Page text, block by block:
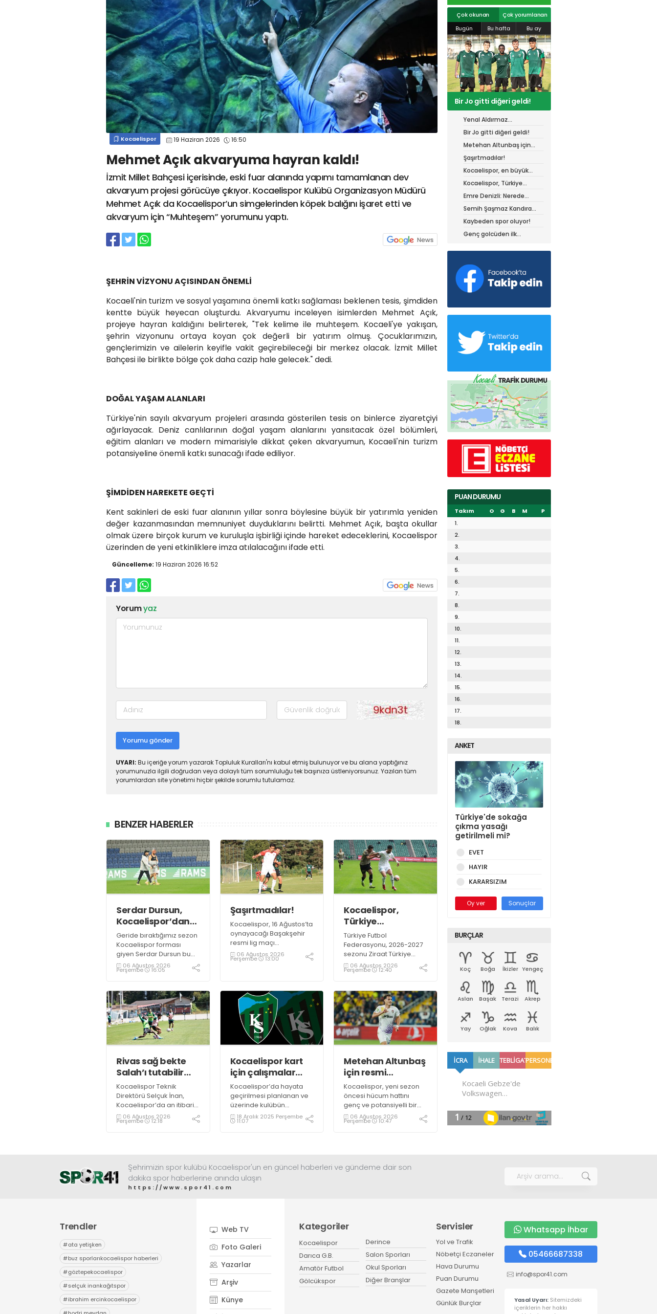
mert cengiz
# engin koyun #
fırat
gülspor41
#kocaelispor #mert
cengiz
#erdem övüç #gençlerbirliği
#eleke #lua lua #barış alıcı
#
metin diyadinspor41
#erdem övüç
#
kocaelispor
#beykan şimşek
spor41
#kocaelispor #gökhan
değirmenci
mert cengiz
#engin koyun
gülspor41
#kocaelispor
cengiz
#erdem övüç
#eleke #lua lua
metin diyadinspor41
kocaelispor
Kocaelispor 19 Haziran 2026 16:50
Mehmet Açık akvaryuma hayran kaldı!
İzmit Millet Bahçesi içerisinde, eski fuar alanında yapımı tamamlanan dev
akvaryum projesi görücüye çıkıyor. Kocaelispor Kulübü Organizasyon Müdürü
Mehmet Açık da Kocaelispor’un simgelerinden köpek balığını işaret etti ve
akvaryum için “Muhteşem” yorumunu yaptı.
ŞEHRİN VİZYONU AÇISINDAN ÖNEMLİ
Kocaeli'nin turizm ve sosyal yaşamına önemli katkı sağlaması beklenen tesis, şimdiden
kentte büyük heyecan oluşturdu. Akvaryumu inceleyen isimlerden Mehmet Açık,
projeye hayran kaldığını belirterek, "Tek kelime ile muhteşem. Kocaeli'ye yakışan,
şehrin vizyonunu ortaya koyan çok değerli bir yatırım olmuş. Çocuklarımızın,
gençlerimizin ve ailelerin keyifle vakit geçirebileceği bir merkez olacak. İzmit Millet
Bahçesi ile birlikte bölge çok daha cazip hale gelecek." dedi.
DOĞAL YAŞAM ALANLARI
Türkiye'nin sayılı akvaryum projeleri arasında gösterilen tesis on binlerce ziyaretçiyi
ağırlayacak. Deniz canlılarının doğal yaşam alanlarını yansıtacak özel bölümleri,
eğitim alanları ve modern mimarisiyle dikkat çeken akvaryumun, Kocaeli'nin turizm
potansiyeline önemli katkı sunacağı ifade ediliyor.
ŞİMDİDEN HAREKETE GEÇTİ
Kent sakinleri de eski fuar alanının yıllar sonra böylesine büyük bir yatırımla yeniden
değer kazanmasından memnuniyet duyduklarını belirtti. Mehmet Açık, başta okullar
olmak üzere birçok kurum ve kuruluşla işbirliği içinde hareket edeceklerini, Kocaelispor
üzerinden de yeni etkinliklere imza atılalacağını ifade etti.
Güncelleme: 19 Haziran 2026 16:52
Yorumyaz
Yorumu gönder
UYARI: Bu içeriğe yorum yazarak Topluluk Kuralları'nı kabul etmiş bulunuyor ve bu alana yaptığınız
yorumunuzla ilgili doğrudan veya dolaylı tüm sorumluluğu tek başınıza üstleniyorsunuz. Yazılan tüm
yorumlardan site yönetimi hiçbir şekilde sorumlu tutulamaz.
BENZER HABERLER
Serdar Dursun,
Kocaelispor’dan
15 dikişlik iz ile
ayrıldı!
Geride bıraktığımız sezon
Kocaelispor forması
giyen Serdar Dursun bu
sezon takımla devam
etmedi. Yeşil siyahlılardan
golcünün Gaziantep FK ile
söz kesecek.
06 Ağustos 2026
Perşembe 16:05
Şaşırtmadılar!
Kocaelispor, 16 Ağustos’ta
oynayacağı Başakşehir
resmi lig maçı
öncesindeki son hazırlık
maçında 9 Ağustos Pazar
karşılaşacak.
06 Ağustos 2026
Perşembe 13:00
Kocaelispor,
Türkiye
Kupası'ndaki ilk
maçını hangi
turda oynayacak?
Türkiye Futbol
Federasyonu, 2026-2027
sezonu Ziraat Türkiye
Kupası maç takvimini
duyurdu. İlk düdük 15-17
arasında oynanacak 1.
Eleme Turu
karşılaşmalarıyla çalacak.
06 Ağustos 2026
Perşembe 12:40
Rivas sağ bekte
Salah’ı tutabilir
mi?
Kocaelispor Teknik
Direktörü Selçuk İnan,
Kocaelispor’da an itibari
ile Petkovic’ten sonra en
maliyetli futbolcu olan
06 Ağustos 2026
Perşembe 12:18
Kocaelispor kart
için çalışmalar
sürüyor!
Kocaelispor’da hayata
geçirilmesi planlanan ve
üzerinde kulübün
logosunun olacağı kredi
kartı ile ilgili çalışmalar
18 Aralık 2025 Perşembe
11:07
Metehan Altunbaş
için resmi
açıklama
bekleniyor
Kocaelispor, yeni sezon
öncesi hücum hattını
genç ve potansiyelli bir
isimle güçlendirmeye
hazırlanıyor. Yeşil
transferinde sona hayli
06 Ağustos 2026
Perşembe 10:47
Çok okunan
Çok yorumlanan
Bugün
Bu hafta Bu ay
Bir Jo gitti diğeri geldi!
Yenal Aldırmaz
Kocaelispor’da!
Bir Jo gitti diğeri geldi!
Metehan Altunbaş için
resmi açıklama bekleniyor
Şaşırtmadılar!
Kocaelispor, en büyük
gücü taraftarı ile
buluşuyor!
Kocaelispor, Türkiye
Kupası'ndaki ilk maçını
hangi turda oynayacak?
Emre Denizli: Nerede
olduğumuzu gördük
Semih Şaşmaz Kandıra
Gençlerbirliği’nde devam
dedi!
Kaybeden spor oluyor!
Genç golcüden ilk
PUAN DURUMU
Takım O G B M
P
1.
2.
3.
4.
5.
6.
7.
8.
9.
10.
11.
12.
13.
14.
15.
16.
17.
18.
ANKET
Türkiye'de sokağa
çıkma yasağı
getirilmeli mi?
EVET
HAYIR
KARARSIZIM
Oy ver Sonuçlar
BURÇLAR
Koç Boğa İkizler Yengeç
Aslan Başak Terazi Akrep
Yay Oğlak Kova Balık
Şehrimizin spor kulübü Kocaelispor'un en güncel haberleri ve gündeme dair son
dakika spor haberlerine anında ulaşın
https://www.spor41.com
Trendler
#ata yetişken
#buz sporlarıkocaelispor haberleri
#göztepekocaelispor
#selçuk inankağıtspor
#ibrahim ercinkocaelispor
Web TV
Foto Galeri
Yazarlar
Arşiv
Künye
Kategoriler
Kocaelispor
Darıca G.B.
Amatör Futbol
Gölcükspor
Derince
Salon Sporları
Okul Sporları
Diğer Branşlar
Servisler
Yol ve Trafik
Nöbetçi Eczaneler
Hava Durumu
Puan Durumu
Gazete Manşetleri
Günlük Burçlar
Whatsapp İhbar
05466687338
info@spor41.com
Yasal Uyarı: Sitemizdeki
içeriklerin her hakkı
info@spor41.com